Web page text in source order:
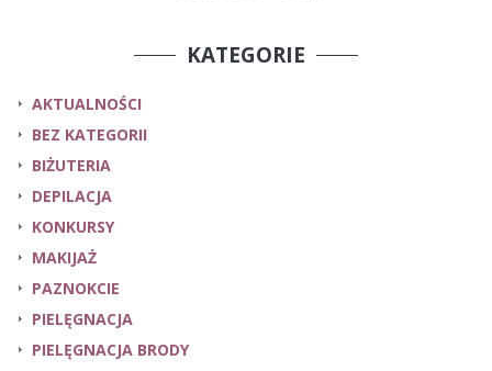
KATEGORIE
AKTUALNOŚCI
BEZ KATEGORII
BIŻUTERIA
DEPILACJA
KONKURSY
MAKIJAŻ
PAZNOKCIE
PIELĘGNACJA
PIELĘGNACJA BRODY